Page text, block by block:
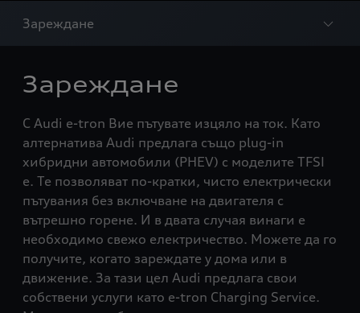
Зареждане
Зареждане
С Audi e-tron Вие пътувате изцяло на ток. Като
алтернатива Audi предлага също plug-in
хибридни автомобили (PHEV) с моделите TFSI
e. Те позволяват по-кратки, чисто електрически
пътувания без включване на двигателя с
вътрешно горене. И в двата случая винаги е
необходимо свежо електричество. Можете да го
получите, когато зареждате у дома или в
движение. За тази цел Audi предлага свои
собствени услуги като e-tron Charging Service.